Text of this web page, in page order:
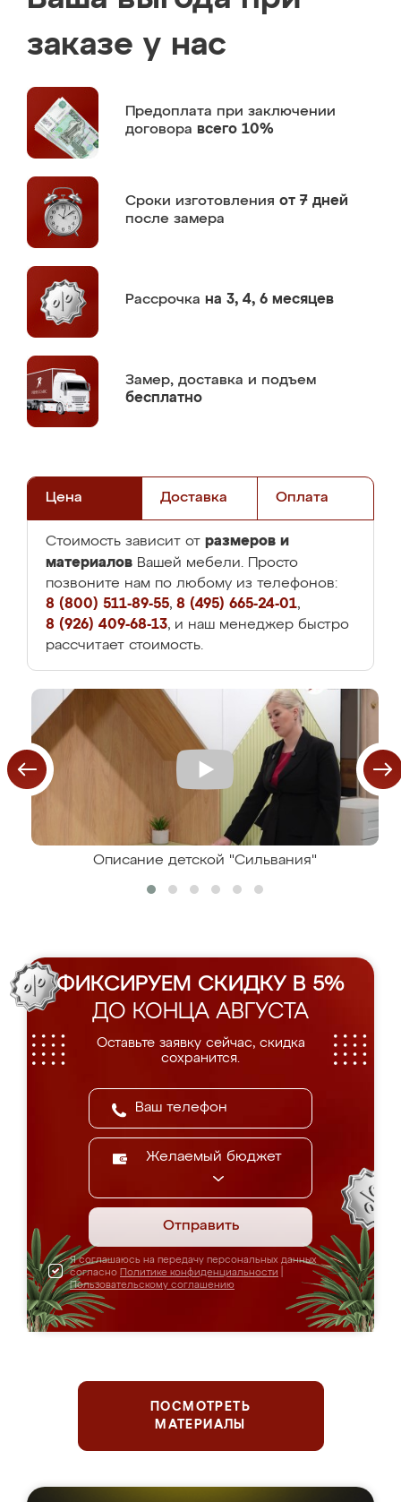
заказе у нас
Предоплата при заключении
договора всего 10%
Сроки изготовления от 7 дней
после замера
Рассрочка на 3, 4, 6 месяцев
Замер, доставка и подъем
бесплатно
Цена Доставка Оплата
Стоимость зависит от размеров и
материалов Вашей мебели. Просто
позвоните нам по любому из телефонов:
8 (800) 511-89-55, 8 (495) 665-24-01,
8 (926) 409-68-13, и наш менеджер быстро
рассчитает стоимость.
Описание детской "Сильвания"
ФИКСИРУЕМ СКИДКУ В 5%
ДО КОНЦА АВГУСТА
Оставьте заявку сейчас, скидка
сохранится.
Желаемый бюджет
Отправить
Я соглашаюсь на передачу персональных данных
согласно Политике конфиденциальности
Пользовательскому соглашению
ПОСМОТРЕТЬ
МАТЕРИАЛЫ